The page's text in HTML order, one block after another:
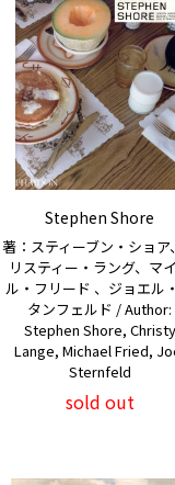
Stephen Shore
著：スティーブン・ショア
リスティー・ラング、マ
ル・フリード 、ジョエル
タンフェルド / Author:
Stephen Shore, Christy
Lange, Michael Fried,
Sternfeld
sold out